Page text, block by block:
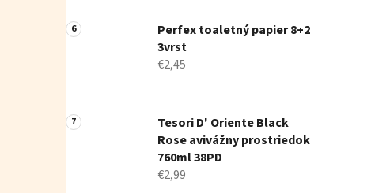
Perfex toaletný papier 8+2
3vrst
€2,45
Tesori D' Oriente Black
Rose avivážny prostriedok
760ml 38PD
€2,99